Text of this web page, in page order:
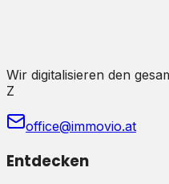
Wir digitalisieren den
Z
office@immovio.at
Entdecken